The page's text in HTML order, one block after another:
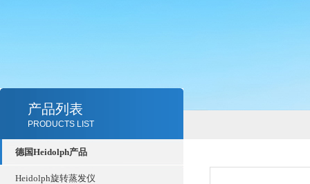
产品列表
PRODUCTS LIST
德国Heidolph产品
Heidolph旋转蒸发仪